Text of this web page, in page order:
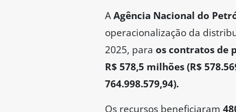
AAgência Nacional do
operacionalização da
2025, para os contratos de
R$ 578,5 milhões (R$
764.998.579,94).
Os recursos beneficiaram